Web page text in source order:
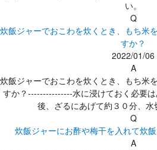
い。
Q
炊飯ジャーでおこわを炊くとき、もち米
すか？
2022/01/06
A
炊飯ジャーでおこわを炊くとき、もち米
すか？---------------水に浸けておく必要
後、ざるにあげて約３０分、水
Q
炊飯ジャーにお酢や梅干を入れて炊
A